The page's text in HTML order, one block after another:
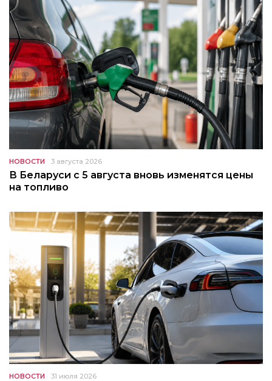
НОВОСТИ 3 августа 2026
В Беларуси с 5 августа вновь изменятся цены
на топливо
НОВОСТИ 31 июля 2026